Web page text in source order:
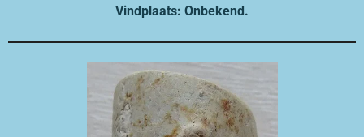
Vindplaats: Onbekend.